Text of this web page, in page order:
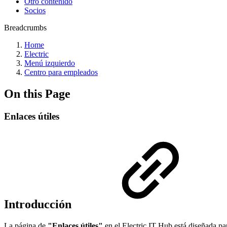
Socios
Breadcrumbs
Home
Electric
Menú izquierdo
Centro para empleados
On this Page
Enlaces útiles
Introducción